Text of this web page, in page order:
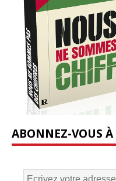
ABONNEZ-VOUS À